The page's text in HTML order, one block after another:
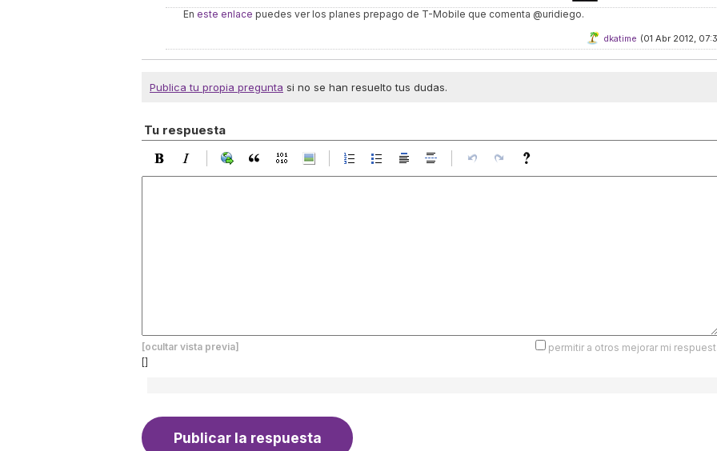
En este enlace puedes ver los planes prepago de T-Mobile que comenta @uridiego.
(01 Abr 2012,
dkatime
Publica tu propia pregunta si no se han resuelto tus dudas.
Tu respuesta
[ocultar vista previa]
permitir a otros mejorar mi
[]